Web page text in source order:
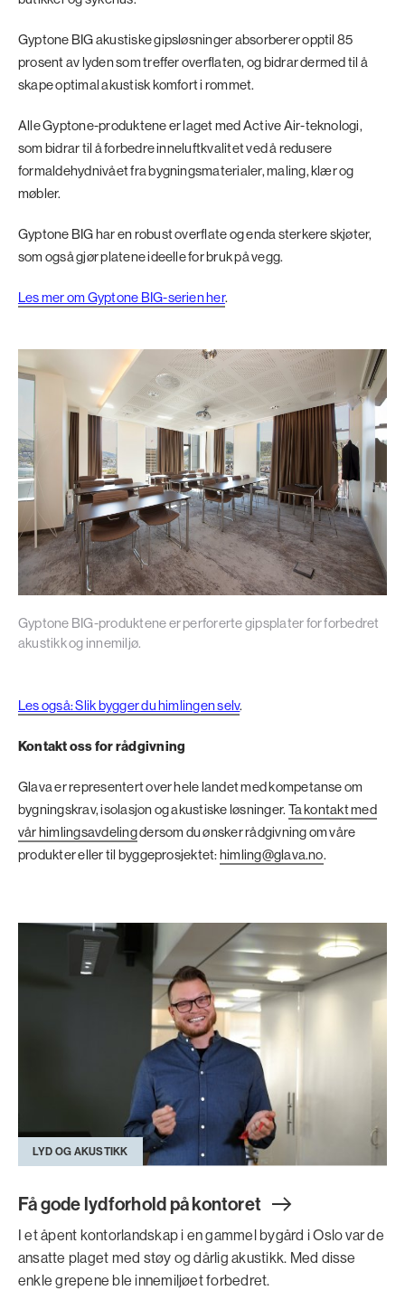
Gyptone BIG akustiske gipsløsninger absorberer opptil 85
prosent av lyden som treffer overflaten, og bidrar dermed til å
skape optimal akustisk komfort i rommet.
Alle Gyptone-produktene er laget med Active Air-teknologi,
som bidrar til å forbedre inneluftkvalitet ved å redusere
formaldehydnivået fra bygningsmaterialer, maling, klær og
møbler.
Gyptone BIG har en robust overflate og enda sterkere skjøter,
som også gjør platene ideelle for bruk på vegg.
Les mer om Gyptone BIG-serien her.
Gyptone BIG-produktene er perforerte gipsplater for forbedret
akustikk og innemiljø.
Les også: Slik bygger du himlingen selv.
Kontakt oss for rådgivning
Glava er representert over hele landet med kompetanse om
bygningskrav, isolasjon og akustiske løsninger. Ta kontakt med
vår himlingsavdelingdersom du ønsker rådgivning om våre
produkter eller til byggeprosjektet:himling@glava.no.
LYD OG AKUSTIKK
Få gode lydforhold på kontoret
I et åpent kontorlandskap i en gammel bygård i Oslo var de
ansatte plaget med støy og dårlig akustikk. Med disse
enkle grepene ble innemiljøet forbedret.